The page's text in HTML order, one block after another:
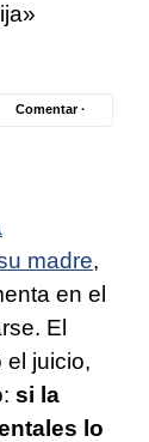
Comentar ·
madre,
en el
El
el juicio,
si la
lo